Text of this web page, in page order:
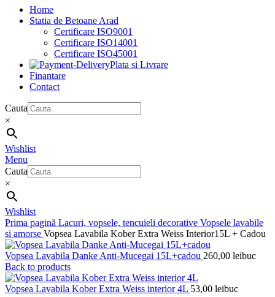
Home
Statia de Betoane Arad
Certificare ISO9001
Certificare ISO14001
Certificare ISO45001
Plata si Livrare
Finantare
Contact
Cauta
×
Wishlist
Menu
Cauta
×
Wishlist
Prima pagină Lacuri, vopsele, tencuieli decorative Vopsele lavabile
si amorse Vopsea Lavabila Kober Extra Weiss Interior15L + Cadou
Vopsea Lavabila Danke Anti-Mucegai 15L+cadou 260,00 leibuc
Back to products
Vopsea Lavabila Kober Extra Weiss interior 4L 53,00 leibuc